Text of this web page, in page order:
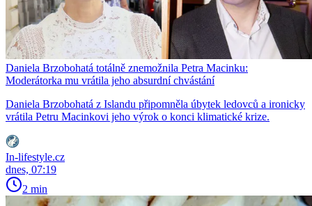
Daniela Brzobohatá totálně znemožnila Petra Macinku:
Moderátorka mu vrátila jeho absurdní chvástání
Daniela Brzobohatá z Islandu připomněla úbytek ledovců a ironicky
vrátila Petru Macinkovi jeho výrok o konci klimatické krize.
In-lifestyle.cz
dnes, 07:19
2 min